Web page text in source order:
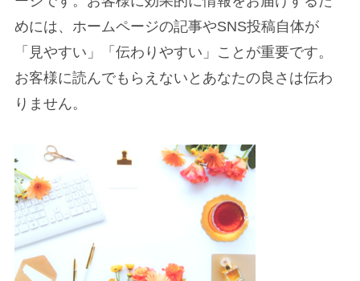
めには、ホームページの記事やSNS投稿自体が
「見やすい」「伝わりやすい」 ことが重要です。
お客様に読んでもらえないとあなたの良さは伝わ
りません。